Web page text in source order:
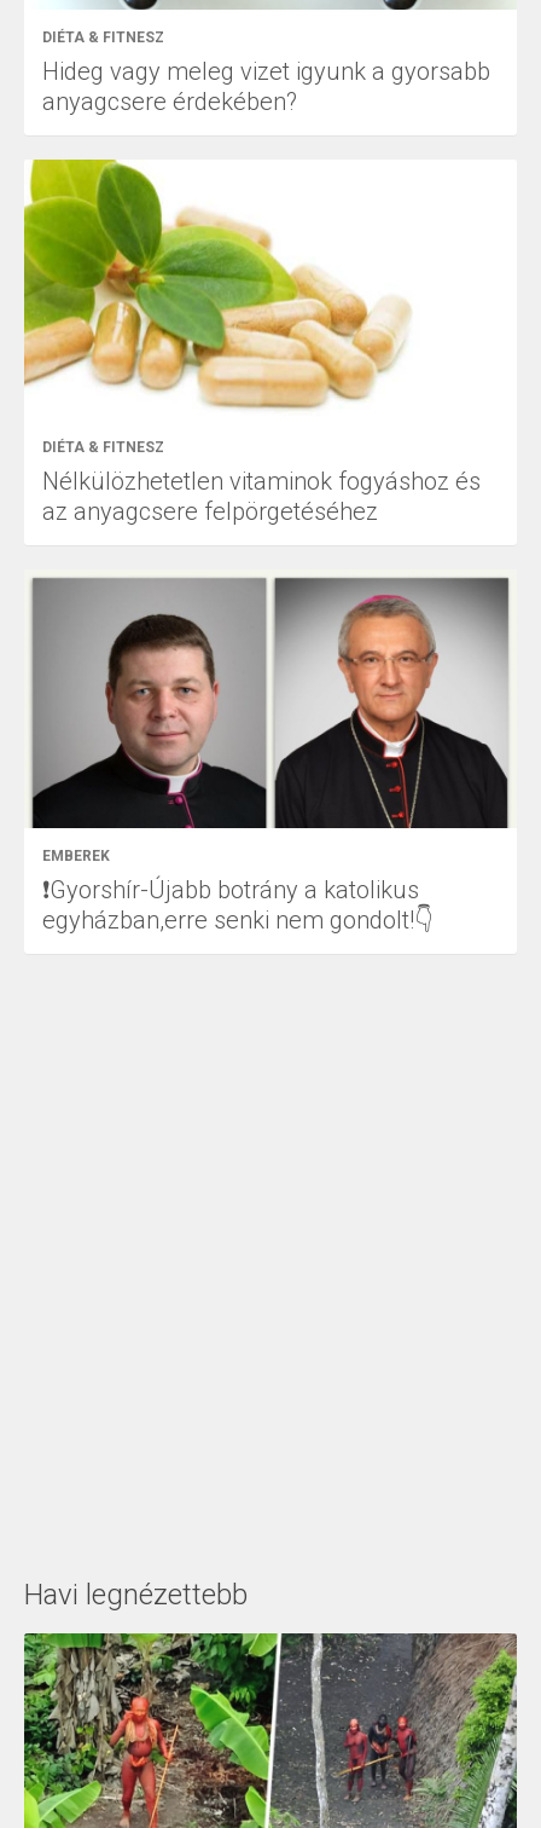
DIÉTA & FITNESZ
Hideg vagy meleg vizet igyunk a gyorsabb
anyagcsere érdekében?
DIÉTA & FITNESZ
Nélkülözhetetlen vitaminok fogyáshoz és
az anyagcsere felpörgetéséhez
EMBEREK
❗Gyorshír-Újabb botrány a katolikus
egyházban,erre senki nem gondolt!👇
Havi legnézettebb